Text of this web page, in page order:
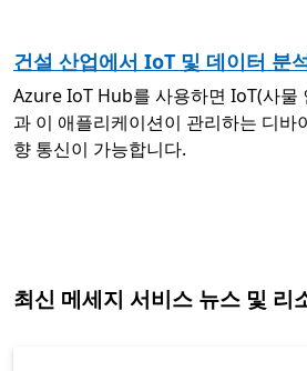
건설 산업에서 IoT 및 데이터 분
Azure IoT Hub를 사용하면 IoT(사물
과 이 애플리케이션이 관리하는 디바
향 통신이 가능합니다.
최신 메세지 서비스 뉴스 및 리